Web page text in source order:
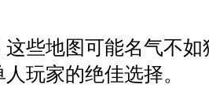
这些地图可能名气不
玩家的绝佳选择。